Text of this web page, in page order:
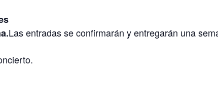
Las entradas se confirmarán y entregarán una